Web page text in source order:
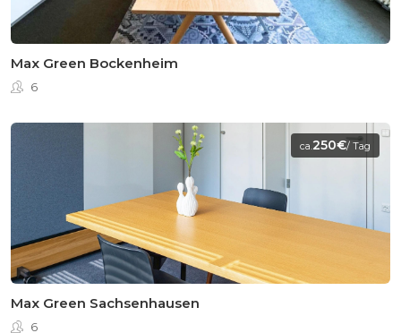
Max Green Bockenheim
6
ca.250€/ Tag
Max Green Sachsenhausen
6